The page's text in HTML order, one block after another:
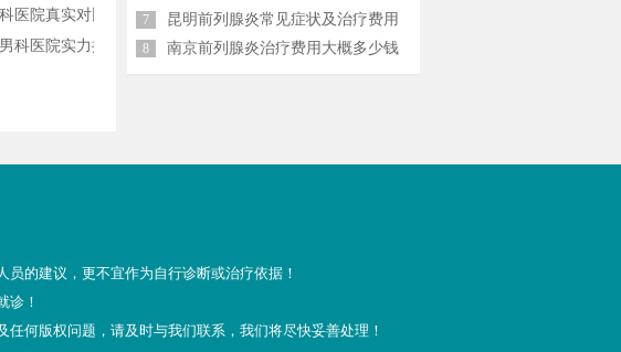
医院真实对比推荐
科医院实力排名与就诊指南
7
昆明前列腺炎常见症状及治疗费用
大概多少钱
8 南京前列腺炎治疗费用大概多少钱
的建议，更不宜作为自行诊断或治疗依据！
诊！
何版权问题，请及时与我们联系，我们将尽快妥善处理！